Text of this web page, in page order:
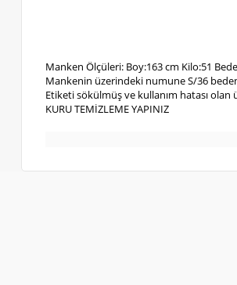
Manken Ölçüleri: Boy:163 cm Kilo:51
Mankenin üzerindeki numune S/36
Etiketi sökülmüş ve kullanım hatası
KURU TEMİZLEME YAPINIZ